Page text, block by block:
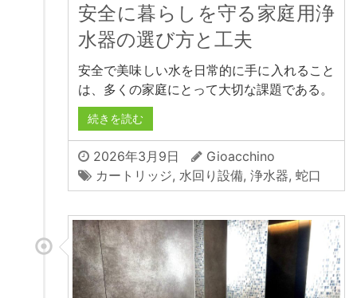
安全に暮らしを守る家庭用浄
水器の選び方と工夫
安全で美味しい水を日常的に手に入れること
は、多くの家庭にとって大切な課題である。
続きを読む
2026年3月9日
Gioacchino
カートリッジ, 水回り設備, 浄水器, 蛇口